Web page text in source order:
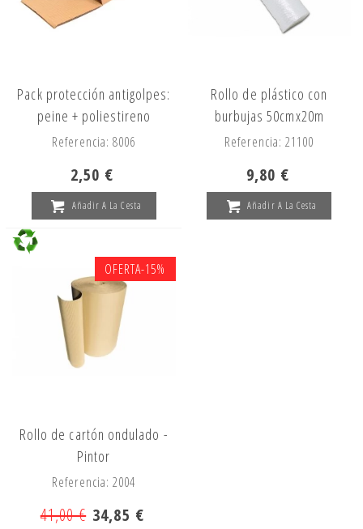
Pack protección antigolpes:
peine + poliestireno
Referencia: 8006
2,50 €
Añadir A La Cesta
Rollo de plástico con
burbujas 50cmx20m
Referencia: 21100
9,80 €
Añadir A La Cesta
OFERTA-15%
Rollo de cartón ondulado -
Pintor
Referencia: 2004
41,00 € 34,85 €